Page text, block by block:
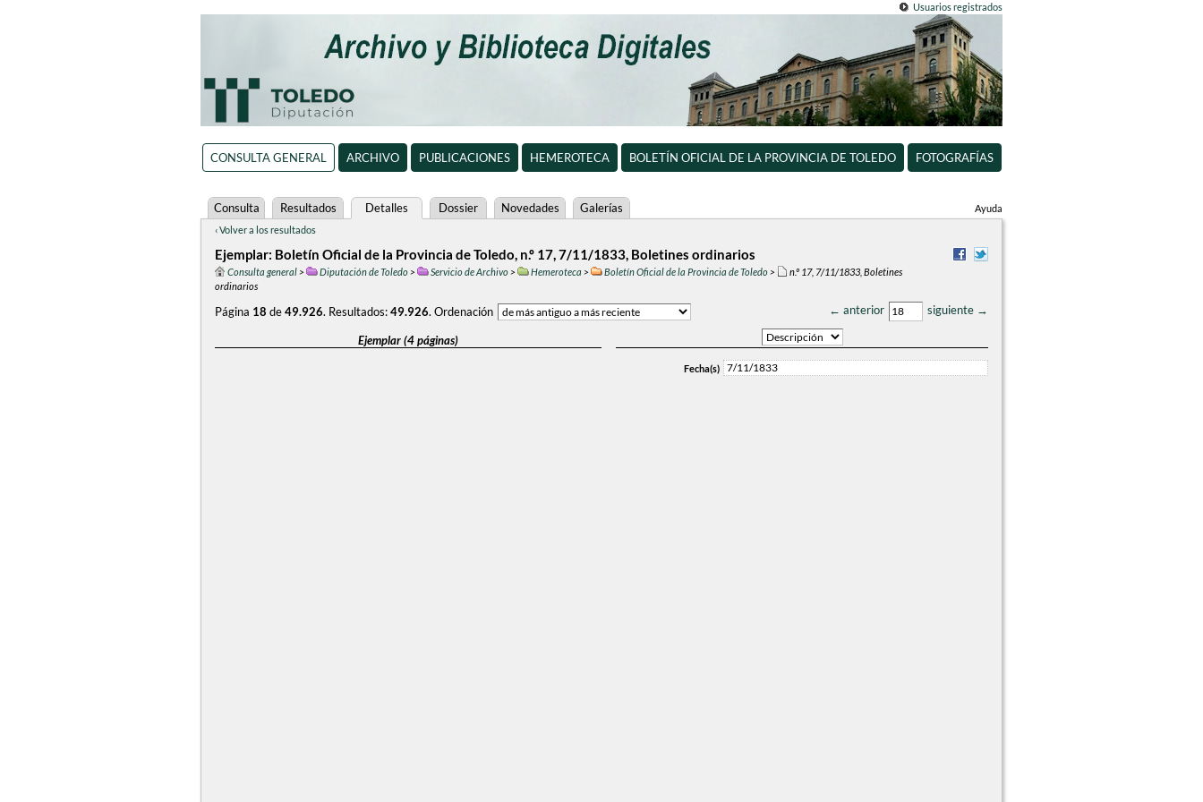
Usuarios registrados
CONSULTA GENERAL ARCHIVO PUBLICACIONES HEMEROTECA BOLETÍN OFICIAL DE LA PROVINCIA DE TOLEDO FOTOGRAFÍAS
Ayuda
Consulta Resultados Detalles Dossier Novedades Galerías
‹ Volver a los resultados
Ejemplar: Boletín Oficial de la Provincia de Toledo, n.º 17, 7/11/1833, Boletines ordinarios
Consulta general> Diputación de Toledo> Servicio de Archivo> Hemeroteca > Boletín Oficial de la Provincia de Toledo>
n.º 17, 7/11/1833, Boletines
ordinarios
← anterior siguiente →
Página 18 de49.926. Resultados:49.926. Ordenación
Ejemplar (4 páginas)
Fecha(s) 7/11/1833